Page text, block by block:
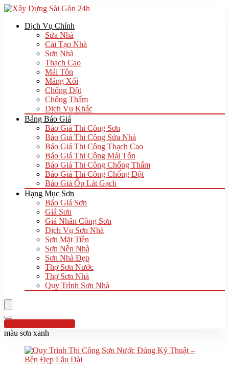
Dịch Vụ Chính
Sửa Nhà
Cải Tạo Nhà
Sơn Nhà
Thạch Cao
Mái Tôn
Máng Xối
Chống Dột
Chống Thấm
Dịch Vụ Khác
Bảng Báo Giá
Báo Giá Thi Công Sơn
Báo Giá Thi Công Sửa Nhà
Báo Giá Thi Công Thạch Cao
Báo Giá Thi Công Mái Tôn
Báo Giá Thi Công Chống Thấm
Báo Giá Thi Công Chống Dột
Báo Giá Ốp Lát Gạch
Hạng Mục Sơn
Báo Giá Sơn
Giá Sơn
Giá Nhân Công Sơn
Dịch Vụ Sơn Nhà
Sơn Mặt Tiền
Sơn Nền Nhà
Sơn Nhà Đẹp
Thợ Sơn Nước
Thợ Sơn Nhà
Quy Trình Sơn Nhà
Hotline:0961 894 472
màu sơn xanh